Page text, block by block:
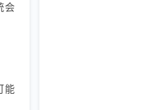
会
能